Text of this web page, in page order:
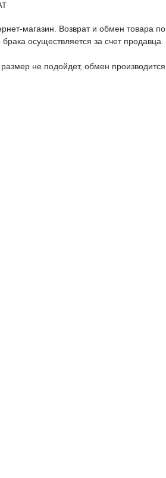
магазин. Возврат и обмен товара
осуществляется за счет продавца.
не подойдет, обмен